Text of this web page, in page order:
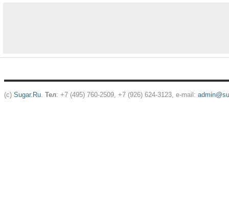
(c) Sugar.Ru. Тел: +7 (495) 760-2509, +7 (926) 624-3123, e-mail: